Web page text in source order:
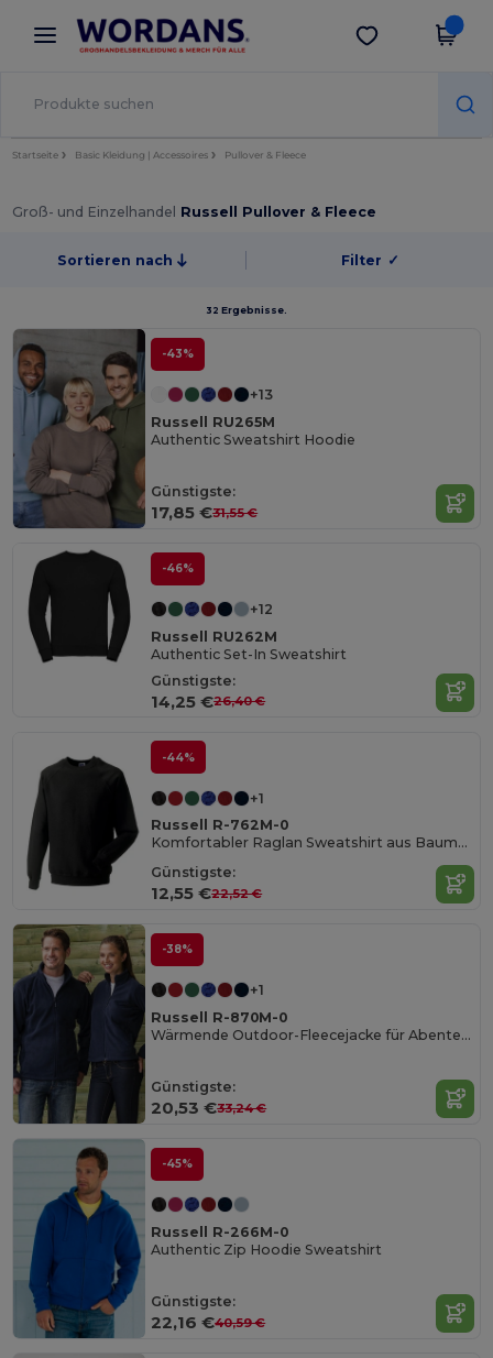
× Wordans App
Bessere Preise in der App!
App holen
Startseite Basic Kleidung | Accessoires Pullover & Fleece
Groß- und Einzelhandel Russell Pullover & Fleece
Sortieren nach Filter ✓
32 Ergebnisse.
-43%
+13
Russell RU265M
Authentic Sweatshirt Hoodie
Günstigste:
17,85 €31,55 €
-46%
+12
Russell RU262M
Authentic Set-In Sweatshirt
Günstigste:
14,25 €26,40 €
-44%
+1
Russell R-762M-0
Komfortabler Raglan Sweatshirt aus Baumwollmischung
Günstigste:
12,55 €22,52 €
-38%
+1
Russell R-870M-0
Wärmende Outdoor-Fleecejacke für Abenteuer
Günstigste:
20,53 €33,24 €
-45%
Russell R-266M-0
Authentic Zip Hoodie Sweatshirt
Günstigste:
22,16 €40,59 €